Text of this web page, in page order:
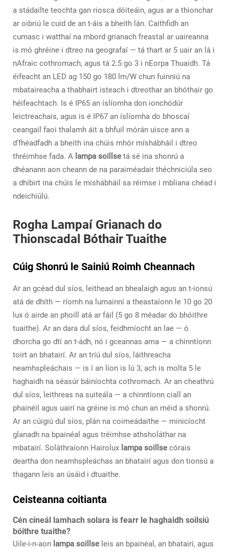
a stádailte teochta gan riosca dóiteáin, agus ar a thionchar
ar oibriú le cuid de an t-áis a bheith lán. Caithfidh an
cumasc i watthaí na mbord grianach freastal ar uaireanna
is mó ghréine i dtreo na geografaí — tá thart ar 5 uair an lá i
nAfraic cothromach, agus tá 2.5 go 3 i nEorpa Thuaidh. Tá
éifeacht an LED ag 150 go 180 lm/W chun fuinniú na
mbataireacha a thabhairt isteach i dtreothar an bhóthair go
héifeachtach. Is é IP65 an íslíomha don ionchódúr
leictreachais, agus is é IP67 an íslíomha do bhoscaí
ceangail faoi thalamh áit a bhfuil mórán uisce ann a
d’fhéadfadh a bheith ina chúis mhór míshábháil i dtreo
thréimhse fada. A lampa soillse tá sé ina shonrú a
dhéanann aon cheann de na paraiméadair théchniciúla seo
a dhíbirt ina chúis le míshábháil sa réimse i mbliana chéad i
ndeichiúlú.
Rogha Lampaí Grianach do
Thionscadal Bóthair Tuaithe
Cúig Shonrú le Sainiú Roimh Cheannach
Ar an gcéad dul síos, leithead an bhealaigh agus an t-ionsú
atá de dhíth — ríomh na lumainní a theastaíonn le 10 go 20
lux ó airde an phoill atá ar fáil (5 go 8 méadar do bhóithre
tuaithe). Ar an dara dul síos, feidhmíocht an lae — ó
dhorcha go dtí an t-ádh, nó i gceannas ama — a chinntíonn
toirt an bhatairí. Ar an tríú dul síos, láithreacha
neamhspleáchais — is í an líon is lú 3, ach is molta 5 le
haghaidh na séasúr báiníochta cothromach. Ar an cheathrú
dul síos, leithreas na suiteála — a chinntíonn ciall an
phainéil agus uairí na gréine is mó chun an méid a shonrú.
Ar an cúigiú dul síos, plán na coimeádaithe — minicíocht
glanadh na bpainéal agus tréimhse athsholáthar na
mbatairí. Soláthraíonn Hairolux lampa soillse córais
deartha don neamhspleáchas an bhatairí agus don tionsú a
thagann leis an úsáid i dtuaithe.
Ceisteanna coitianta
Cén cineál lamhach solara is fearr le haghaidh soilsiú
bóithre tuaithe?
Uile-i-n-aon lampa soillse leis an bpainéal, an bhatairí, agus